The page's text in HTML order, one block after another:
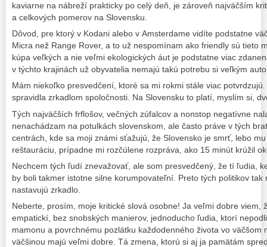
kaviarne na nábreží prakticky po celý deň, je zároveň najväčším
a celkových pomerov na Slovensku.
Dôvod, pre ktorý v Kodani alebo v Amsterdame vidíte podstatne
Micra než Range Rover, a to už nespomínam ako friendly sú tieto
kúpa veľkých a nie veľmi ekologických áut je podstatne viac
v týchto krajinách už obyvatelia nemajú takú potrebu si veľkým
Mám niekoľko presvedčení, ktoré sa mi rokmi stále viac
spravidla zrkadlom spoločnosti. Na Slovensku to platí, myslím si,
Tých najväčších frflošov, večných zúfalcov a nonstop negatívne
nenachádzam na potulkách slovenskom, ale často práve v tých
centrách, kde sa moji známi sťažujú, že Slovensko je smrť, lebo
reštauráciu, prípadne mi rozčúlene rozpráva, ako 15 minút krúžil
Nechcem tých ľudí znevažovať, ale som presvedčený, že tí ľudia,
by boli takmer istotne silne korumpovateľní. Preto tých politikov tak
nastavujú zrkadlo.
Neberte, prosím, moje kritické slová osobne! Ja veľmi dobre viem,
empatickí, bez snobských manierov, jednoducho ľudia, ktorí
mamonu a povrchnému pozlátku každodenného života vo väčšom
väčšinou majú veľmi dobre. Tá zmena, ktorú si aj ja pamätám